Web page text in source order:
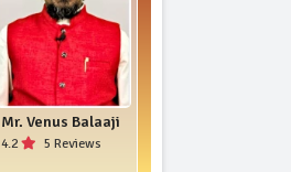
Mr. Venus Balaaji
4.2 5 Reviews